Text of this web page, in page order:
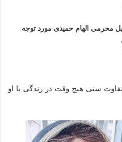
محرمی الهام حمیدی مورد توجه
سنی هیچ وقت در زندگی با او